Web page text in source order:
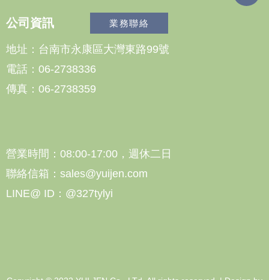
公司資訊 業務聯絡
地址：台南市永康區大灣東路99號
電話：06-2738336
傳真：06-2738359
營業時間：08:00-17:00，週休二日
聯絡信箱：sales@yuijen.com
LINE@ ID：@327tylyi